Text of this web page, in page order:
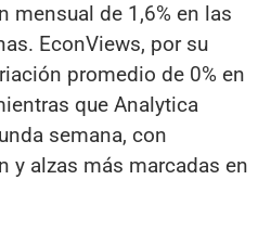
mensual de 1,6% en las
EconViews, por su
promedio de 0% en
que Analytica
semana, con
y alzas más marcadas en